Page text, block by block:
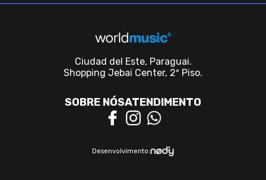
Ciudad del Este, Paraguai.
Shopping Jebai Center, 2º Piso.
SOBRE NÓSATENDIMENTO
Desenvolvimento: